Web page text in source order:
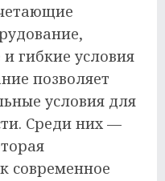
гибкие условия
позволяет
условия для
Среди них —
современное